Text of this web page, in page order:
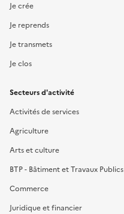
Je crée
Je reprends
Je transmets
Je clos
Secteurs d'activité
Activités de services
Agriculture
Arts et culture
BTP - Bâtiment et Travaux Publics
Commerce
Juridique et financier